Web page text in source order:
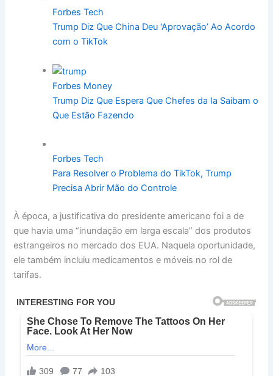
Forbes Tech
Trump Diz Que China Deu ‘Aprovação’ Ao Acordo
com o TikTok
Forbes Money
Trump Diz Que Espera Que Chefes da Ia Saibam o
Que Estão Fazendo
Forbes Tech
Para Resolver o Problema do TikTok, Trump
Precisa Abrir Mão do Controle
À época, a justificativa do presidente americano foi a de
que havia uma “inundação em larga escala” dos produtos
estrangeiros no mercado dos EUA. Naquela oportunidade,
ele também incluiu medicamentos e móveis no rol de
tarifas.